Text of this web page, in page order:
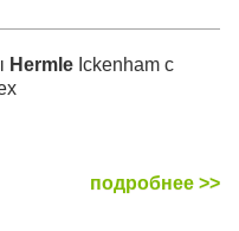
Hermle Ickenham с
подробнее >>